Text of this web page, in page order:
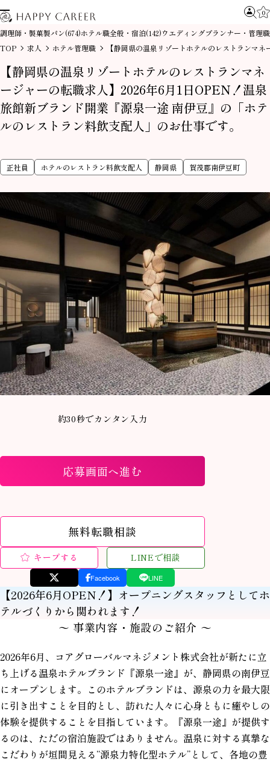
0
調理師・製菓製パン(674)ホテル職全般・宿泊(142)ウエディングプランナー・管理職
TOP
求人 ホテル管理職 【静岡県の温泉リゾートホテルのレストランマ
【静岡県の温泉リゾートホテルのレストランマネ
ージャーの転職求人】2026年6月1日OPEN！温泉
旅館新ブランド開業『源泉一途 南伊豆』の「ホテ
ルのレストラン料飲支配人」のお仕事です。
正社員 ホテルのレストラン料飲支配人 静岡県 賀茂郡南伊豆町
約30秒でカンタン入力
応募画面へ進む
無料転職相談
キープする LINEで相談
Facebook LINE
【2026年6月OPEN！】オープニングスタッフとしてホ
テルづくりから関われます！
〜 事業内容・施設のご紹介 〜
2026年6月、コアグローバルマネジメント株式会社が新たに立
ち上げる温泉ホテルブランド『源泉一途』が、静岡県の南伊豆
にオープンします。このホテルブランドは、源泉の力を最大限
に引き出すことを目的とし、訪れた人々に心身ともに癒やしの
体験を提供することを目指しています。『源泉一途』が提供す
るのは、ただの宿泊施設ではありません。温泉に対する真摯な
こだわりが垣間見える“源泉力特化型ホテル”として、各地の豊